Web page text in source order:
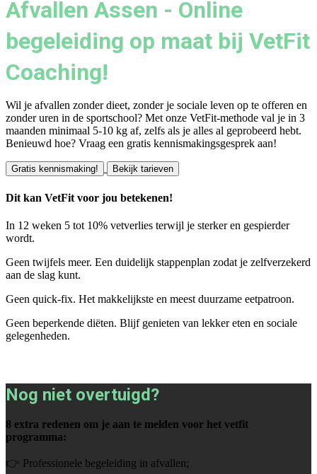
Afvallen Assen - Online
begeleiding op maat bij VetFit
Coaching!
Wil je afvallen zonder dieet, zonder je sociale leven op te offeren en
zonder uren in de sportschool? Met onze VetFit-methode val je in 3
maanden minimaal 5-10 kg af, zelfs als je alles al geprobeerd hebt.
Benieuwd hoe? Vraag een gratis kennismakingsgesprek aan!
Gratis kennismaking! Bekijk tarieven
Dit kan VetFit voor jou betekenen!
In 12 weken 5 tot 10% vetverlies terwijl je sterker en gespierder
wordt.
Geen twijfels meer. Een duidelijk stappenplan zodat je zelfverzekerd
aan de slag kunt.
Geen quick-fix. Het makkelijkste en meest duurzame eetpatroon.
Geen beperkende diëten. Blijf genieten van lekker eten en sociale
gelegenheden.
Nog niet overtuigd?
8 extra redenen om je aan te melden voor het vetfit
programma:
👉 Professionele begeleiding in afvallen;